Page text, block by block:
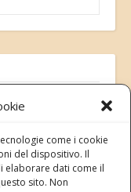
come i cookie
del dispositivo. Il
elaborare dati come il
sito. Non